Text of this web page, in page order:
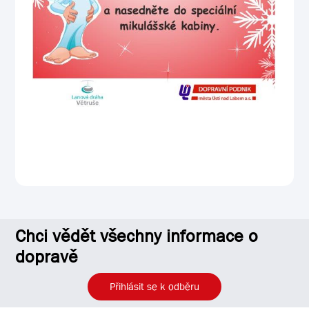
Chci vědět všechny informace o
dopravě
Přihlásit se k odběru